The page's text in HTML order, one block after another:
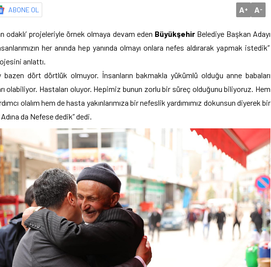
ABONE OL A+ A-
odaklı’ projeleriyle örnek olmaya devam eden Büyükşehir Belediye Başkan Adayı
her anında hep yanında olmayı onlara nefes aldırarak yapmak istedik”
anlattı.
bazen dört dörtlük olmuyor. İnsanların bakmakla yükümlü olduğu anne babaları
olabiliyor. Hastaları oluyor. Hepimiz bunun zorlu bir süreç olduğunu biliyoruz. Hem
olalım hem de hasta yakınlarımıza bir nefeslik yardımımız dokunsun diyerek bir
da Nefese dedik” dedi.